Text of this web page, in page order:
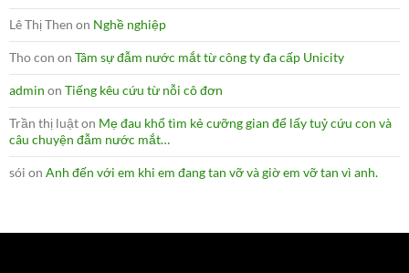
Lê Thị Then on Nghề nghiệp
Tho con on Tâm sự đẫm nước mắt từ công ty đa cấp Unicity
admin on Tiếng kêu cứu từ nỗi cô đơn
Trần thị luậton Mẹ đau khổ tìm kẻ cưỡng gian để lấy tuỷ cứu con và
câu chuyện đẫm nước mắt…
sói on Anh đến với em khi em đang tan vỡ và giờ em vỡ tan vì anh.